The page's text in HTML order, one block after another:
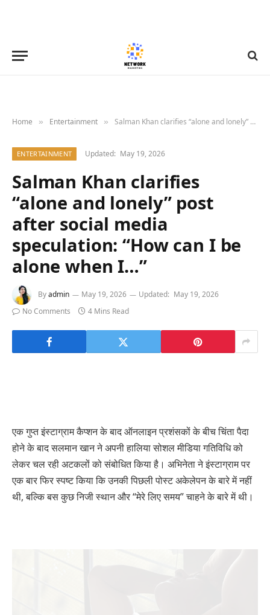
Home » Entertainment » Salman Khan clarifies “alone and lonely” post after social media speculation: “How can I be alone when I…”
ENTERTAINMENT Updated: May 19, 2026
Salman Khan clarifies
“alone and lonely” post
after social media
speculation: “How can I be
alone when I…”
Byadmin May 19, 2026 Updated: May 19, 2026
No Comments
4 Mins Read
एक गुप्त इंस्टाग्राम कैप्शन के बाद ऑनलाइन प्रशंसकों के बीच चिंता पैदा
होने के बाद सलमान खान ने अपनी हालिया सोशल मीडिया गतिविधि को
लेकर चल रही अटकलों को संबोधित किया है। अभिनेता ने इंस्टाग्राम पर
एक बार फिर स्पष्ट किया कि उनकी पिछली पोस्ट अकेलेपन के बारे में नहीं
थी, बल्कि बस कुछ निजी स्थान और “मेरे लिए समय” चाहने के बारे में थी।